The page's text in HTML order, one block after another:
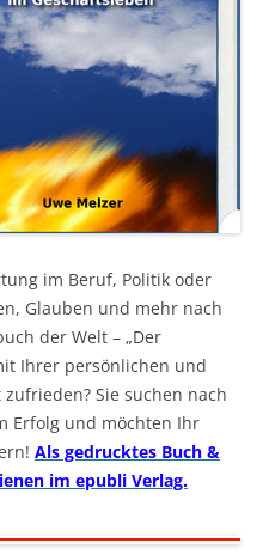
im Beruf, Politik oder
Glauben und mehr nach
der Welt – „Der
Ihrer persönlichen und
Sie suchen nach
Erfolg und möchten Ihr
Als gedrucktes Buch &
im epubli Verlag.